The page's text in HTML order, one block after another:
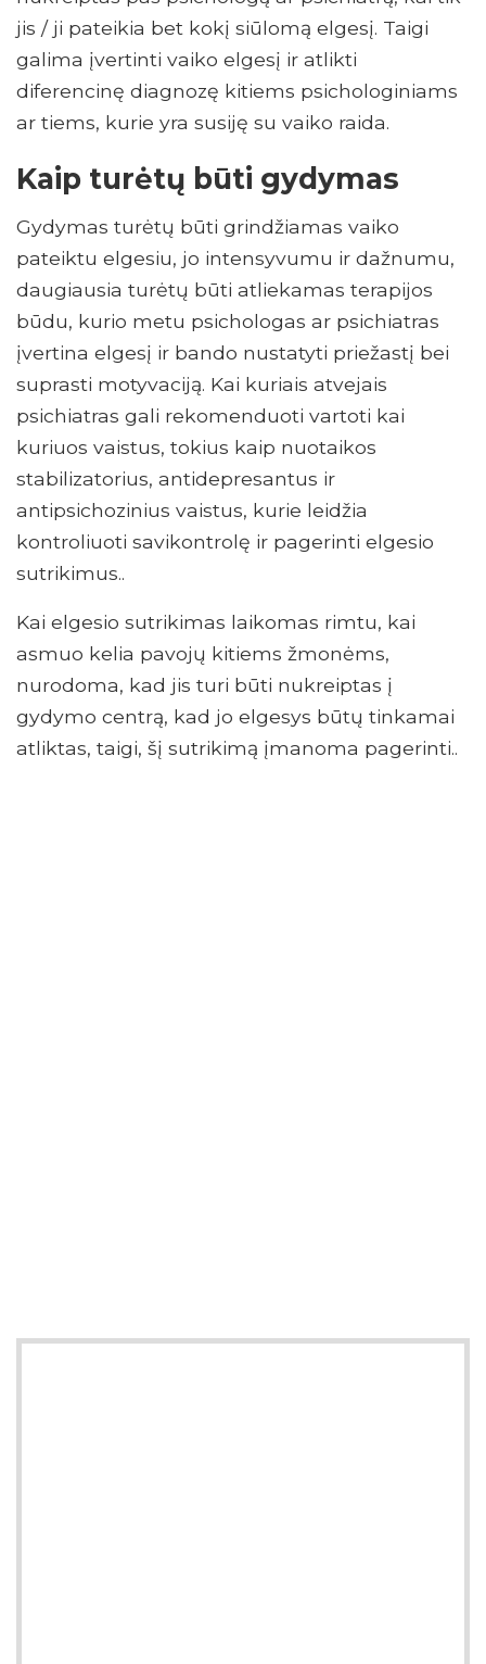
jis / ji pateikia bet kokį siūlomą elgesį. Taigi
galima įvertinti vaiko elgesį ir atlikti
diferencinę diagnozę kitiems psichologiniams
ar tiems, kurie yra susiję su vaiko raida.
Kaip turėtų būti gydymas
Gydymas turėtų būti grindžiamas vaiko
pateiktu elgesiu, jo intensyvumu ir dažnumu,
daugiausia turėtų būti atliekamas terapijos
būdu, kurio metu psichologas ar psichiatras
įvertina elgesį ir bando nustatyti priežastį bei
suprasti motyvaciją. Kai kuriais atvejais
psichiatras gali rekomenduoti vartoti kai
kuriuos vaistus, tokius kaip nuotaikos
stabilizatorius, antidepresantus ir
antipsichozinius vaistus, kurie leidžia
kontroliuoti savikontrolę ir pagerinti elgesio
sutrikimus..
Kai elgesio sutrikimas laikomas rimtu, kai
asmuo kelia pavojų kitiems žmonėms,
nurodoma, kad jis turi būti nukreiptas į
gydymo centrą, kad jo elgesys būtų tinkamai
atliktas, taigi, šį sutrikimą įmanoma pagerinti..